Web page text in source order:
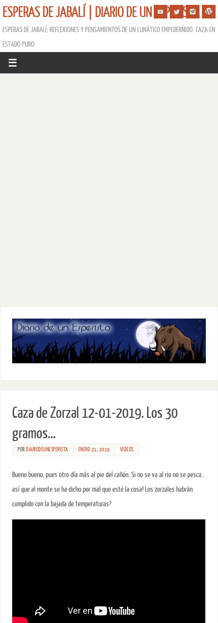
ESPERAS DE JABALÍ | DIARIO DE UN ESPERISTA
ESPERAS DE JABALÍ; REFLEXIONES Y PENSAMIENTOS DE UN LUNÁTICO EMPEDERNIDO. CAZA EN
ESTADO PURO
Caza de Zorzal 12-01-2019. Los 30
gramos…
POR DIARIODEUNESPERISTA ENERO 21, 2019 VIDEOS
Bueno bueno, pues otro día más al pie del cañón. Si no se va al rio no se pesca…
así que al monte se ha dicho por mal que esté la cosa! Los zorzales habrán
cumplido con la bajada de temperaturas?